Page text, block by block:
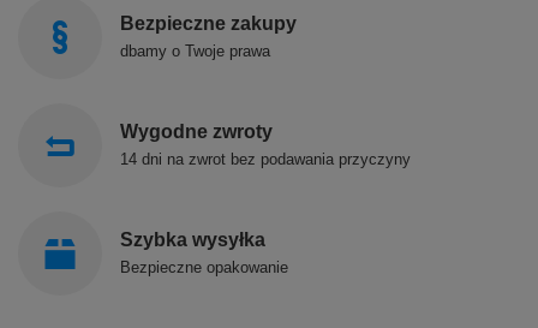
Bezpieczne zakupy
dbamy o Twoje prawa
Wygodne zwroty
14 dni na zwrot bez podawania przyczyny
Szybka wysyłka
Bezpieczne opakowanie